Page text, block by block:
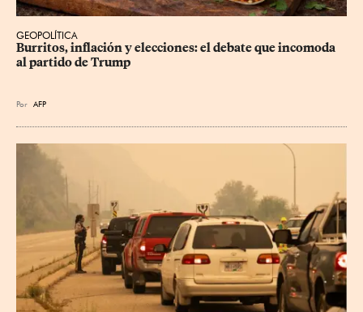
GEOPOLÍTICA
Burritos, inflación y elecciones: el debate que incomoda
al partido de Trump
Por AFP